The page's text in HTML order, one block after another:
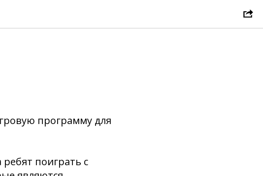
программу для
поиграть с